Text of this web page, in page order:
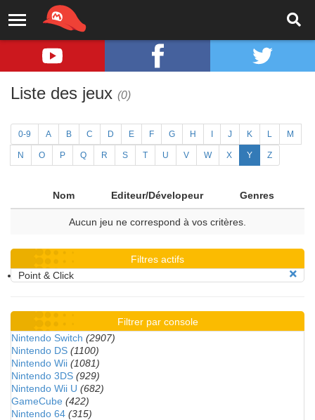
Liste des jeux (0)
0-9 A B C D E F G H J K L M
N O P Q R S T U V W X Y Z
Nom Editeur/Dévelopeur Genres
Aucun jeu ne correspond à vos critères.
Filtres actifs
Point & Click
Filtrer par console
Nintendo Switch (2907)
Nintendo DS (1100)
Nintendo Wii (1081)
Nintendo 3DS (929)
Nintendo Wii U (682)
GameCube (422)
Nintendo 64 (315)